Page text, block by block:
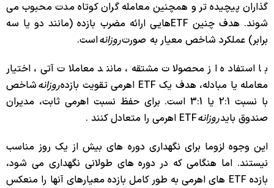
گذاران پیچیده تر و همچنین معامله گران کوتاه مدت محبوب می
شوند. هدف چنین ETFهایی ارائه مضرب بازده (مانند دو یا سه
برابر) عملکرد شاخص معیار به صورتروزانهاست.
با استفاده از محصولات مشتقه، مانند معاملات آتی، اختیار
معامله یا مبادله، هدف یک ETF اهرمی تقویت بازده
روزانهشاخص
با نسبت 2:1 یا 3:1 است. برای حفظ نسبت اهرمی ثابت، مدیران
صندوق بایدروزانه
این وجوه لزوما برای نگهداری دوره های بیش از یک روز مناسب
نیستند. اما هنگامی که در دوره های طولانی نگهداری می شود،
بازده ETF های اهرمی به طور کامل بازده معیارهای آنها را منعکس